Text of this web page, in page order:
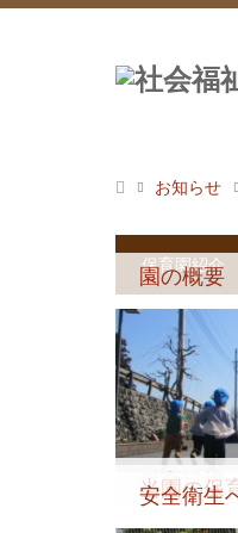
お知らせ
保育園紹介
園の概要
保育目標
当園の保
安全衛生